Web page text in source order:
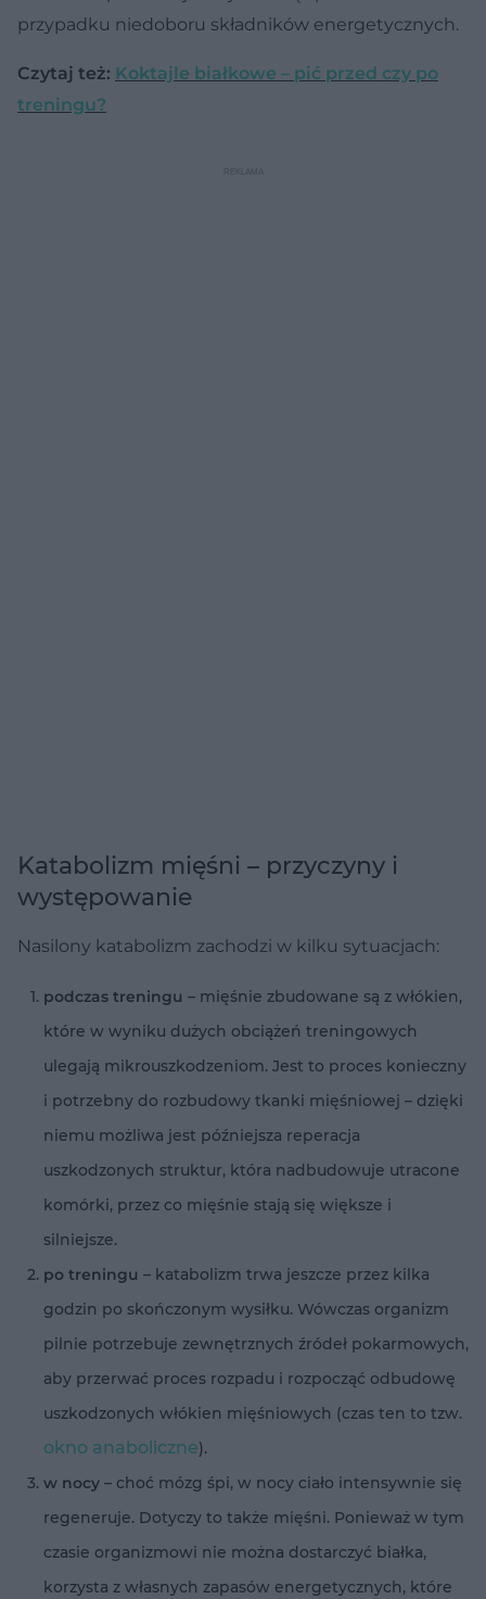
przypadku niedoboru składników energetycznych.
Czytaj też: Koktajle białkowe – pić przed czy po
treningu?
Katabolizm mięśni – przyczyny i
występowanie
Nasilony katabolizm zachodzi w kilku sytuacjach:
podczas treningu – mięśnie zbudowane są z włókien,
które w wyniku dużych obciążeń treningowych
ulegają mikrouszkodzeniom. Jest to proces konieczny
i potrzebny do rozbudowy tkanki mięśniowej – dzięki
niemu możliwa jest późniejsza reperacja
uszkodzonych struktur, która nadbudowuje utracone
komórki, przez co mięśnie stają się większe i
silniejsze.
po treningu – katabolizm trwa jeszcze przez kilka
godzin po skończonym wysiłku. Wówczas organizm
pilnie potrzebuje zewnętrznych źródeł pokarmowych,
aby przerwać proces rozpadu i rozpocząć odbudowę
uszkodzonych włókien mięśniowych (czas ten to tzw.
okno anaboliczne).
w nocy – choć mózg śpi, w nocy ciało intensywnie się
regeneruje. Dotyczy to także mięśni. Ponieważ w tym
czasie organizmowi nie można dostarczyć białka,
korzysta z własnych zapasów energetycznych, które